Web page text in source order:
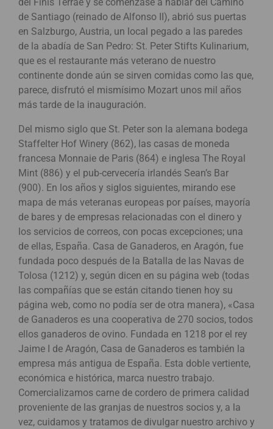
de Santiago (reinado de Alfonso II), abrió sus puertas
en Salzburgo, Austria, un local pegado a las paredes
de la abadía de San Pedro: St. Peter Stifts Kulinarium,
que es el restaurante más veterano de nuestro
continente donde aún se sirven comidas como las que,
parece, disfrutó el mismísimo Mozart unos mil años
más tarde de la inauguración.
Del mismo siglo que St. Peter son la alemana bodega
Staffelter Hof Winery (862), las casas de moneda
francesa Monnaie de Paris (864) e inglesa The Royal
Mint (886) y el pub-cervecería irlandés Sean’s Bar
(900). En los años y siglos siguientes, mirando ese
mapa de más veteranas europeas por países, mayoría
de bares y de empresas relacionadas con el dinero y
los servicios de correos, con pocas excepciones; una
de ellas, España. Casa de Ganaderos, en Aragón, fue
fundada poco después de la Batalla de las Navas de
Tolosa (1212) y, según dicen en su página web (todas
las compañías que se están citando tienen hoy su
página web, como no podía ser de otra manera), «Casa
de Ganaderos es una cooperativa de 270 socios, todos
ellos ganaderos de ovino. Fundada en 1218 por el rey
Jaime I de Aragón, Casa de Ganaderos es también la
empresa más antigua de España. Esta doble vertiente,
económica e histórica, marca nuestro trabajo.
Comercializamos carne de cordero de primera calidad
proveniente de las granjas de nuestros socios y, a la
vez, cuidamos y tratamos de divulgar nuestro archivo y